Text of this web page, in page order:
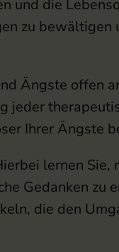
und die
zu bewältigen
Ängste offen
jeder
Ihrer Ängste
lernen Sie,
Gedanken zu
die den